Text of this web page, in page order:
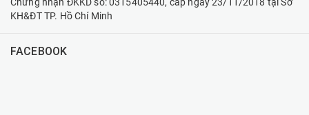
KH&ĐT TP. Hồ Chí Minh
FACEBOOK